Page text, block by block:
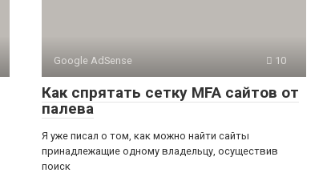
Google AdSense 10
Как спрятать сетку MFA сайтов от
палева
Я уже писал о том, как можно найти сайты
принадлежащие одному владельцу, осуществив
поиск